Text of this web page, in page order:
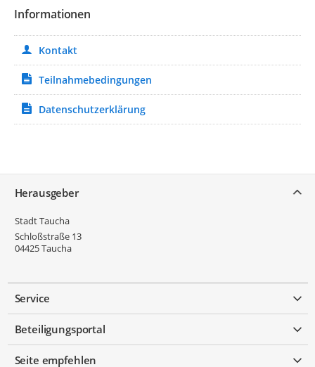
Informationen
Kontakt
Teilnahmebedingungen
Datenschutzerklärung
Herausgeber
Stadt Taucha
Schloßstraße 13
04425Taucha
Service
Beteiligungsportal
Seite empfehlen